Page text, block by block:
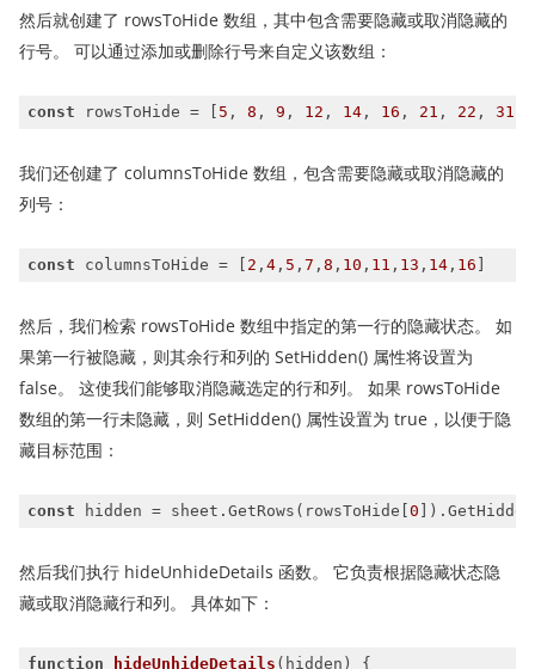
然后就创建了 rowsToHide 数组，其中包含需要隐藏或取消隐藏的
行号。 可以通过添加或删除行号来自定义该数组：
const rowsToHide = [ 5 , 8 , 9 , 12 , 14, 16 , 21 , 22 , 31
我们还创建了 columnsToHide 数组，包含需要隐藏或取消隐藏的
列号：
const columnsToHide = [ 2 , 4, 5 , 7 , 8 , 10 , 11 , 13 , 14, 16
然后，我们检索 rowsToHide 数组中指定的第一行的隐藏状态。 如
果第一行被隐藏，则其余行和列的 SetHidden() 属性将设置为
false。 这使我们能够取消隐藏选定的行和列。 如果 rowsToHide
数组的第一行未隐藏，则 SetHidden() 属性设置为 true，以便于隐
藏目标范围：
const hidden = sheet.GetRows(rowsToHide[ 0
然后我们执行 hideUnhideDetails 函数。 它负责根据隐藏状态隐
藏或取消隐藏行和列。 具体如下：
function hideUnhideDetails ( hidden )